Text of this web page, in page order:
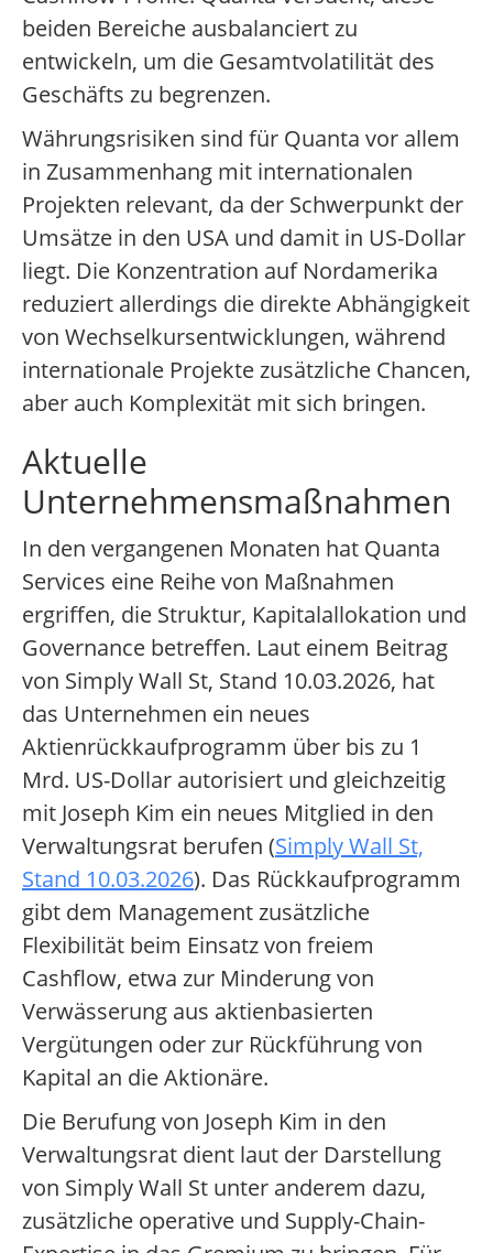
beiden Bereiche ausbalanciert zu
entwickeln, um die Gesamtvolatilität des
Geschäfts zu begrenzen.
Währungsrisiken sind für Quanta vor allem
in Zusammenhang mit internationalen
Projekten relevant, da der Schwerpunkt der
Umsätze in den USA und damit in US-Dollar
liegt. Die Konzentration auf Nordamerika
reduziert allerdings die direkte Abhängigkeit
von Wechselkursentwicklungen, während
internationale Projekte zusätzliche Chancen,
aber auch Komplexität mit sich bringen.
Aktuelle
Unternehmensmaßnahmen
In den vergangenen Monaten hat Quanta
Services eine Reihe von Maßnahmen
ergriffen, die Struktur, Kapitalallokation und
Governance betreffen. Laut einem Beitrag
von Simply Wall St, Stand 10.03.2026, hat
das Unternehmen ein neues
Aktienrückkaufprogramm über bis zu 1
Mrd. US-Dollar autorisiert und gleichzeitig
mit Joseph Kim ein neues Mitglied in den
Verwaltungsrat berufen (Simply Wall St,
Stand 10.03.2026). Das Rückkaufprogramm
gibt dem Management zusätzliche
Flexibilität beim Einsatz von freiem
Cashflow, etwa zur Minderung von
Verwässerung aus aktienbasierten
Vergütungen oder zur Rückführung von
Kapital an die Aktionäre.
Die Berufung von Joseph Kim in den
Verwaltungsrat dient laut der Darstellung
von Simply Wall St unter anderem dazu,
zusätzliche operative und Supply-Chain-